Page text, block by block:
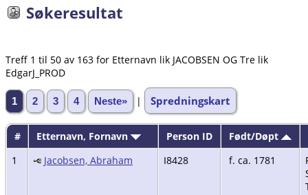
Søkeresultat
Treff 1 til 50 av 163 for Etternavn lik JACOBSEN OG Tre lik
EdgarJ_PROD
1 2 3 4 Neste» | Spredningskart
# Etternavn, Fornavn Person ID Født/Døpt
1
Jacobsen, Abraham I8428 f. ca. 1781